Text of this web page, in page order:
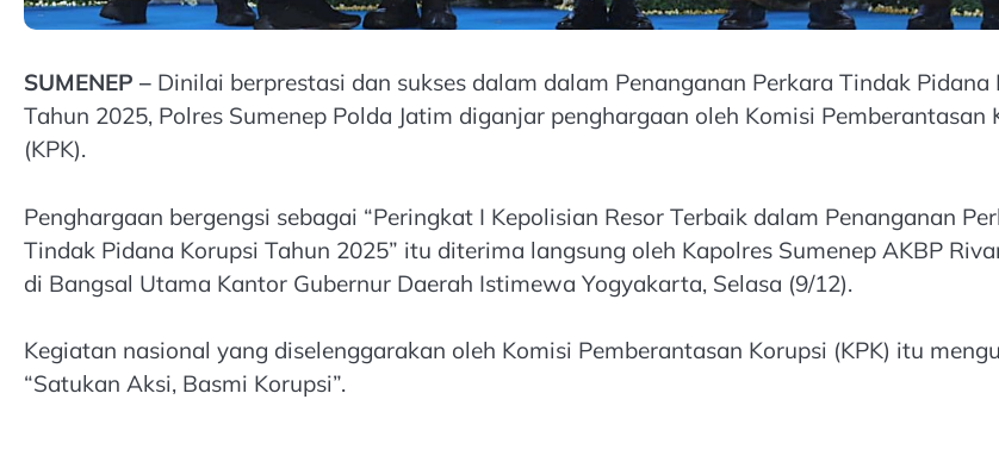
SUMENEP – Dinilai berprestasi dan sukses dalam dalam Penanganan Perkara Tindak Pidana
Tahun 2025, Polres Sumenep Polda Jatim diganjar penghargaan oleh Komisi Pemberantasan
(KPK).
Penghargaan bergengsi sebagai “Peringkat I Kepolisian Resor Terbaik dalam Penanganan
Tindak Pidana Korupsi Tahun 2025” itu diterima langsung oleh Kapolres Sumenep AKBP
di Bangsal Utama Kantor Gubernur Daerah Istimewa Yogyakarta, Selasa (9/12).
Kegiatan nasional yang diselenggarakan oleh Komisi Pemberantasan Korupsi (KPK) itu
“Satukan Aksi, Basmi Korupsi”.